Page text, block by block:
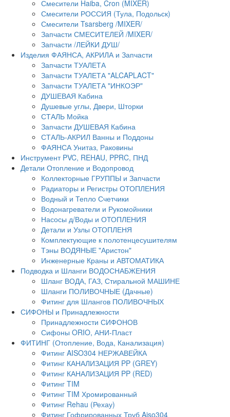
Смесители Haiba, Cron (MIXER)
Смесители РОССИЯ (Тула, Подольск)
Смесители Tsarsberg /MIXER/
Запчасти СМЕСИТЕЛЕЙ /MIXER/
Запчасти /ЛЕЙКИ ДУШ/
Изделия ФАЯНСА, АКРИЛА и Запчасти
Запчасти ТУАЛЕТА
Запчасти ТУАЛЕТА "ALCAPLACT"
Запчасти ТУАЛЕТА "ИНКОЭР"
ДУШЕВАЯ Кабина
Душевые углы, Двери, Шторки
СТАЛЬ Мойка
Запчасти ДУШЕВАЯ Кабина
СТАЛЬ-АКРИЛ Ванны и Поддоны
ФАЯНСА Унитаз, Раковины
Инструмент PVC, REHAU, PPRC, ПНД
Детали Отопление и Водопровод
Коллекторные ГРУППЫ и Запчасти
Радиаторы и Регистры ОТОПЛЕНИЯ
Водный и Тепло Счетчики
Водонагреватели и Рукомойники
Насосы д/Воды и ОТОПЛЕНИЯ
Детали и Узлы ОТОПЛЕНЯ
Комплектующие к полотенцесушителям
Тэны ВОДЯНЫЕ "Аристон"
Инженерные Краны и АВТОМАТИКА
Подводка и Шланги ВОДОСНАБЖЕНИЯ
Шланг ВОДА, ГАЗ, Стиральной МАШИНЕ
Шланги ПОЛИВОЧНЫЕ (Дачные)
Фитинг для Шлангов ПОЛИВОЧНЫХ
СИФОНЫ и Принадлежности
Принадлежности СИФОНОВ
Сифоны ORIO, АНИ-Пласт
ФИТИНГ (Отопление, Вода, Канализация)
Фитинг AISO304 НЕРЖАВЕЙКА
Фитинг КАНАЛИЗАЦИЯ PP (GREY)
Фитинг КАНАЛИЗАЦИЯ PP (RED)
Фитинг TIM
Фитинг TIM Хромированный
Фитинг Rehau (Рехау)
Фитинг Гофрированных Труб Aiso304